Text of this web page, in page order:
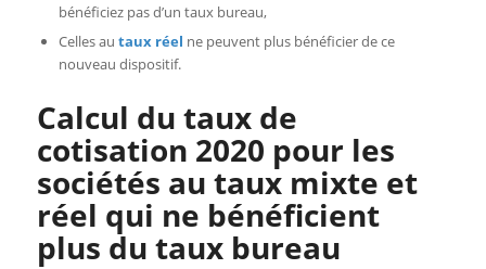
bénéficiez pas d’un taux bureau,
Celles au taux réel ne peuvent plus bénéficier de ce
nouveau dispositif.
Calcul du taux de
cotisation 2020 pour les
sociétés au taux mixte et
réel qui ne bénéficient
plus du taux bureau